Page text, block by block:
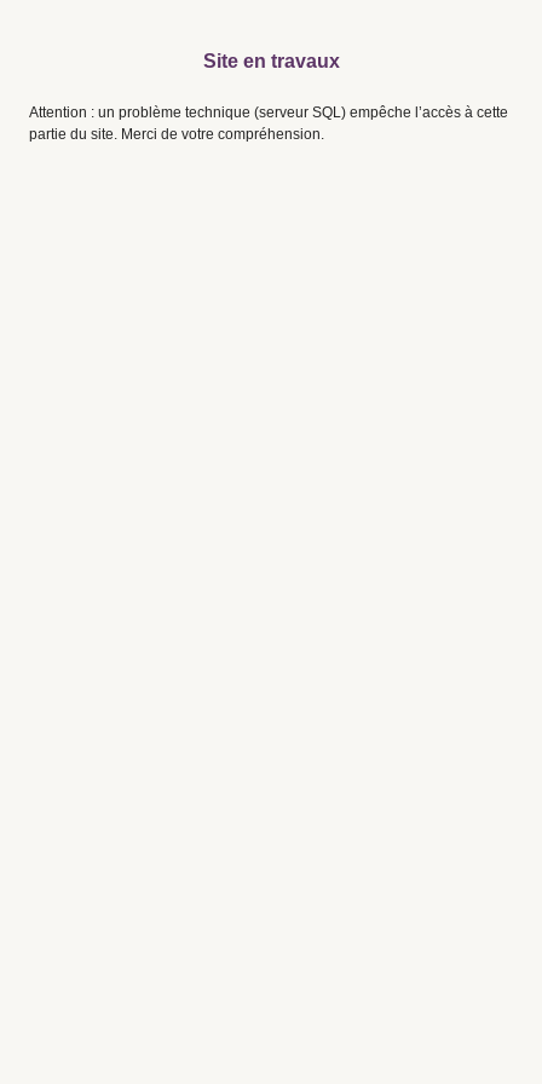
Site en travaux
Attention : un problème technique (serveur SQL) empêche l’accès à cette
partie du site. Merci de votre compréhension.